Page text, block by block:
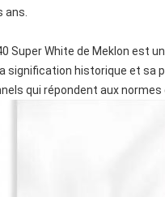
Super White de Meklon est
signification historique et
qui répondent aux